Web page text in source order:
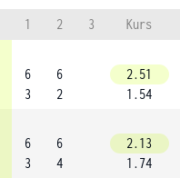
1 2 3
Kurs
6
3
6
2
2.51
1.54
6
3
6
4
2.13
1.74